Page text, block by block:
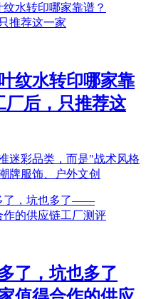
纹水转印哪家靠
厂后，只推荐这
迷彩品类，而是"战术风格
牌服饰、户外文创
了，坑也多了